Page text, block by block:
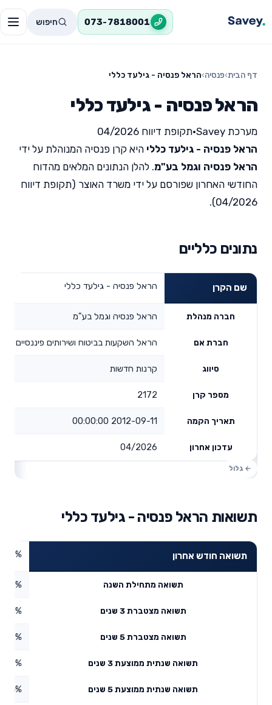
073-7818001 חיפוש
דף הבית›פנסיה›הראל פנסיה - גילעד כללי
הראל פנסיה - גילעד כללי
מערכת Savey •תקופת דיווח 04/2026
הראל פנסיה - גילעד כללי היא קרן פנסיה המנוהלת על ידי
הראל פנסיה וגמל בע"מ. להלן הנתונים המלאים מהדוח
החודשי האחרון שפורסם על ידי משרד האוצר (תקופת דיווח
04/2026).
נתונים כלליים
שם הקרן הראל פנסיה - גילעד כללי
חברה מנהלת הראל פנסיה וגמל בע"מ
חברת אם הראל השקעות בביטוח ושירותים פיננסיים
סיווג קרנות חדשות
מספר קרן 2172
תאריך הקמה 2012-09-11 00:00:00
עדכון אחרון 04/2026
תשואות הראל פנסיה - גילעד כללי
תשואה חודש אחרון
תשואה מתחילת השנה
תשואה מצטברת 3 שנים
תשואה מצטברת 5 שנים
תשואה שנתית ממוצעת 3 שנים
תשואה שנתית ממוצעת 5 שנים 9.14%